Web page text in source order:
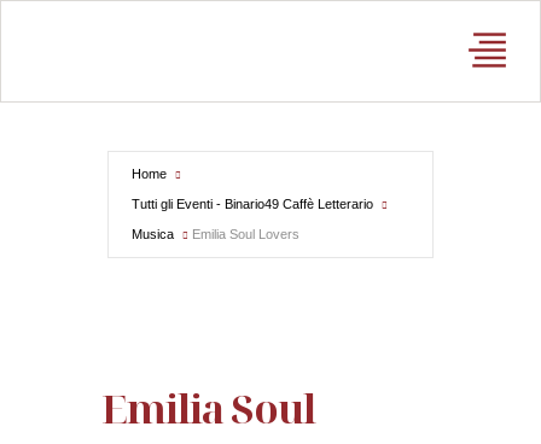
Home
Tutti gli Eventi - Binario49 Caffè Letterario
Musica Emilia Soul Lovers
Emilia Soul